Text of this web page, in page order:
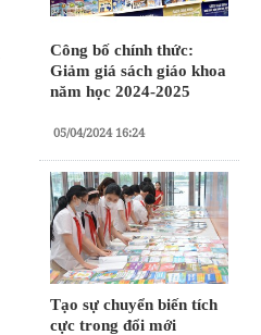
Công bố chính thức:
Giảm giá sách giáo khoa
năm học 2024-2025
05/04/2024 16:24
Tạo sự chuyển biến tích
cực trong đổi mới